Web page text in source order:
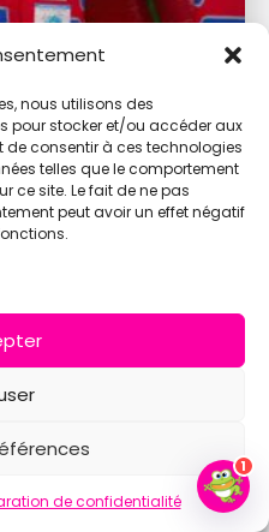
nous utilisons des
pour stocker et/ou accéder aux
consentir à ces technologies
telles que le comportement
ce site. Le fait de ne pas
peut avoir un effet négatif
de confidentialité
sécurisées les enfants
1